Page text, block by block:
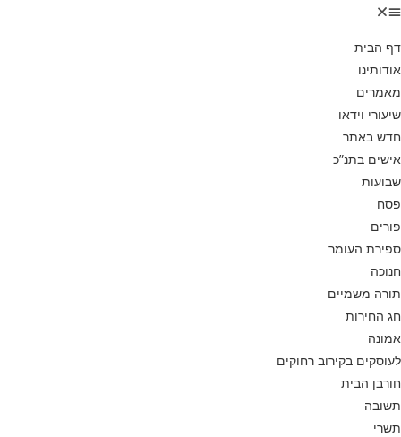
דף הבית
אודותינו
מאמרים
שיעורי וידאו
חדש באתר
אישים בתנ”כ
שבועות
פסח
פורים
ספירת העומר
חנוכה
תורה משמיים
חג החירות
אמונה
לעוסקים בקירוב רחוקים
חורבן הבית
תשובה
תשרי